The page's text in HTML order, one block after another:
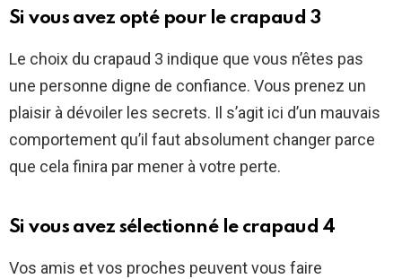
Si vous avez opté pour le crapaud 3
Le choix du crapaud 3 indique que vous n’êtes pas
une personne digne de confiance. Vous prenez un
plaisir à dévoiler les secrets. Il s’agit ici d’un mauvais
comportement qu’il faut absolument changer parce
que cela finira par mener à votre perte.
Si vous avez sélectionné le crapaud 4
Vos amis et vos proches peuvent vous faire